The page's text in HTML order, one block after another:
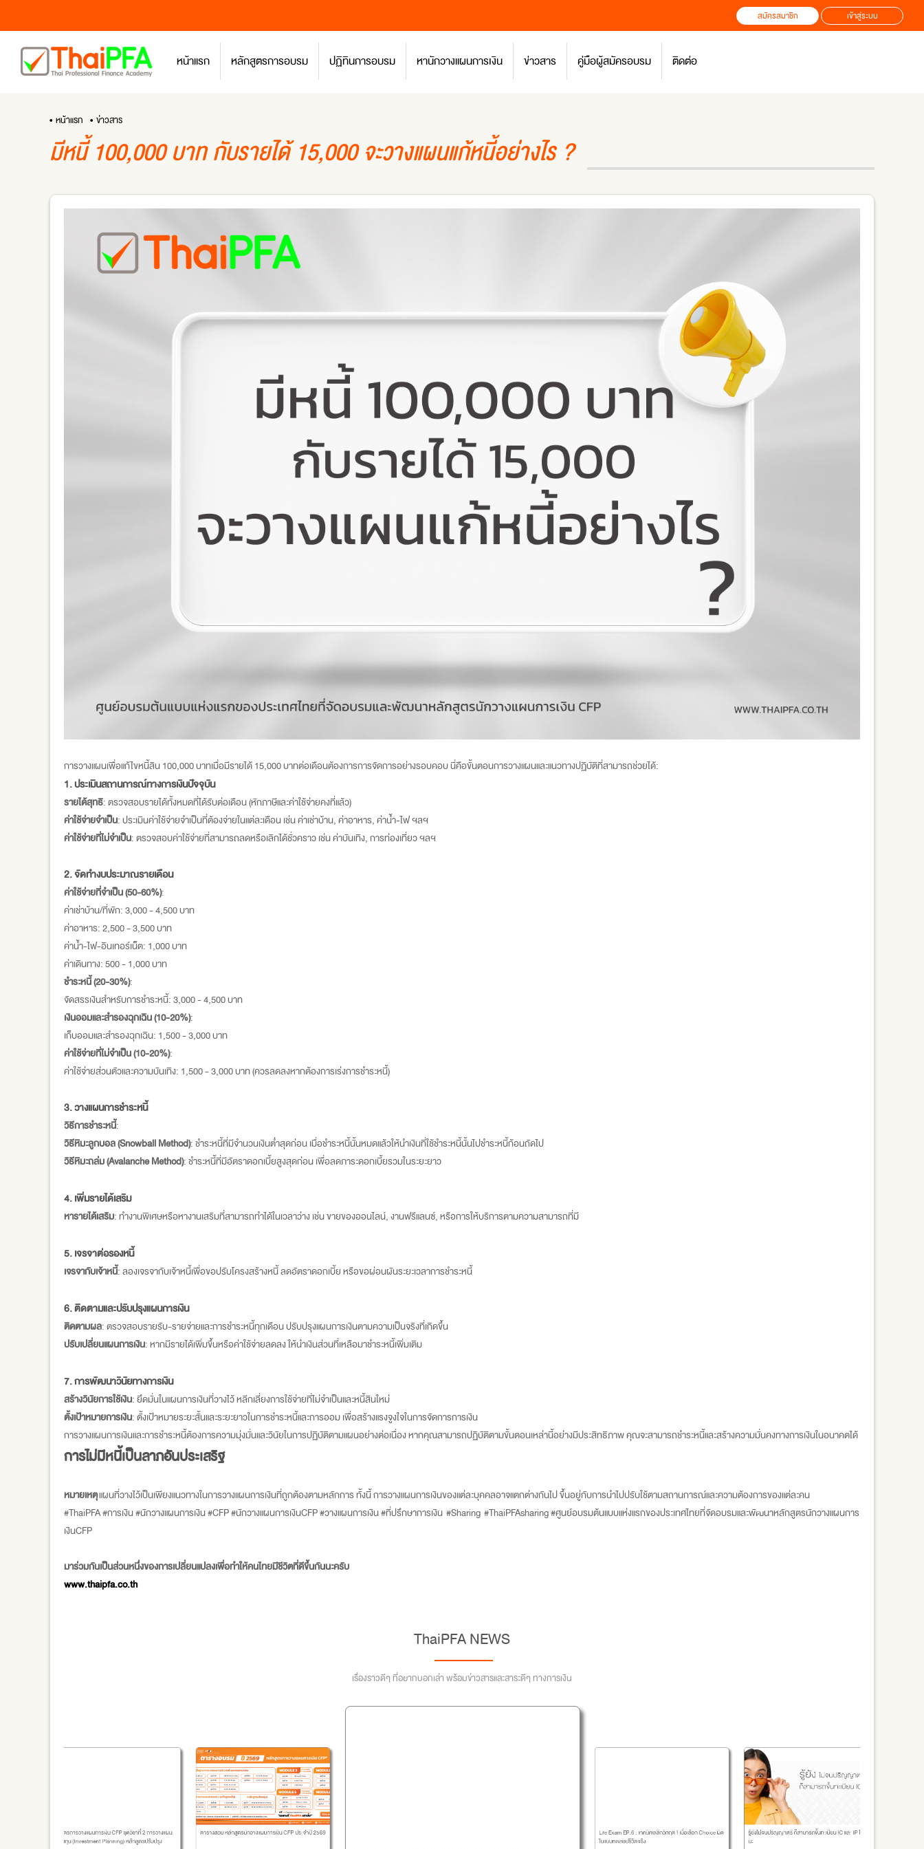
สมัครสมาชิก เข้าสู่ระบบ
หน้าแรก หลักสูตรการอบรม ปฏิทินการอบรม หานักวางแผนการเงิน ข่าวสาร คู่มือผู้สมัครอบรม ติดต่อ
• หน้าแรก • ข่าวสาร
มีหนี้ 100,000 บาท กับรายได้ 15,000 จะวางแผนแก้หนี้อย่างไร ?
การวางแผนเพื่อแก้ไขหนี้สิน 100,000 บาทเมื่อมีรายได้ 15,000 บาทต่อเดือนต้องการการจัดการอย่างรอบคอบ นี่คือขั้นตอนการวางแผนและแนวทางปฏิบัติที่สามารถช่วยได้:
1. ประเมินสถานการณ์ทางการเงินปัจจุบัน
รายได้สุทธิ: ตรวจสอบรายได้ทั้งหมดที่ได้รับต่อเดือน (หักภาษีและค่าใช้จ่ายคงที่แล้ว)
ค่าใช้จ่ายจำเป็น: ประเมินค่าใช้จ่ายจำเป็นที่ต้องจ่ายในแต่ละเดือน เช่น ค่าเช่าบ้าน, ค่าอาหาร, ค่าน้ำ-ไฟ ฯลฯ
ค่าใช้จ่ายที่ไม่จำเป็น: ตรวจสอบค่าใช้จ่ายที่สามารถลดหรือเลิกได้ชั่วคราว เช่น ค่าบันเทิง, การท่องเที่ยว ฯลฯ
2. จัดทำงบประมาณรายเดือน
ค่าใช้จ่ายที่จำเป็น (50-60%):
ค่าเช่าบ้าน/ที่พัก: 3,000 - 4,500 บาท
ค่าอาหาร: 2,500 - 3,500 บาท
ค่าน้ำ-ไฟ-อินเทอร์เน็ต: 1,000 บาท
ค่าเดินทาง: 500 - 1,000 บาท
ชำระหนี้ (20-30%):
จัดสรรเงินสำหรับการชำระหนี้: 3,000 - 4,500 บาท
เงินออมและสำรองฉุกเฉิน (10-20%):
เก็บออมและสำรองฉุกเฉิน: 1,500 - 3,000 บาท
ค่าใช้จ่ายที่ไม่จำเป็น (10-20%):
ค่าใช้จ่ายส่วนตัวและความบันเทิง: 1,500 - 3,000 บาท (ควรลดลงหากต้องการเร่งการชำระหนี้)
3. วางแผนการชำระหนี้
วิธีการชำระหนี้:
วิธีหิมะลูกบอล (Snowball Method): ชำระหนี้ที่มีจำนวนเงินต่ำสุดก่อน เมื่อชำระหนี้นั้นหมดแล้วให้นำเงินที่ใช้ชำระหนี้นั้นไปชำระหนี้ก้อนถัดไป
วิธีหิมะถล่ม (Avalanche Method): ชำระหนี้ที่มีอัตราดอกเบี้ยสูงสุดก่อน เพื่อลดภาระดอกเบี้ยรวมในระยะยาว
4. เพิ่มรายได้เสริม
หารายได้เสริม: ทำงานพิเศษหรือหางานเสริมที่สามารถทำได้ในเวลาว่าง เช่น ขายของออนไลน์, งานฟรีแลนซ์, หรือการให้บริการตามความสามารถที่มี
5. เจรจาต่อรองหนี้
เจรจากับเจ้าหนี้: ลองเจรจากับเจ้าหนี้เพื่อขอปรับโครงสร้างหนี้ ลดอัตราดอกเบี้ย หรือขอผ่อนผันระยะเวลาการชำระหนี้
6. ติดตามและปรับปรุงแผนการเงิน
ติดตามผล: ตรวจสอบรายรับ-รายจ่ายและการชำระหนี้ทุกเดือน ปรับปรุงแผนการเงินตามความเป็นจริงที่เกิดขึ้น
ปรับเปลี่ยนแผนการเงิน: หากมีรายได้เพิ่มขึ้นหรือค่าใช้จ่ายลดลง ให้นำเงินส่วนที่เหลือมาชำระหนี้เพิ่มเติม
7. การพัฒนาวินัยทางการเงิน
สร้างวินัยการใช้เงิน: ยึดมั่นในแผนการเงินที่วางไว้ หลีกเลี่ยงการใช้จ่ายที่ไม่จำเป็นและหนี้สินใหม่
ตั้งเป้าหมายการเงิน: ตั้งเป้าหมายระยะสั้นและระยะยาวในการชำระหนี้และการออม เพื่อสร้างแรงจูงใจในการจัดการการเงิน
การวางแผนการเงินและการชำระหนี้ต้องการความมุ่งมั่นและวินัยในการปฏิบัติตามแผนอย่างต่อเนื่อง หากคุณสามารถปฏิบัติตามขั้นตอนเหล่านี้อย่างมีประสิทธิภาพ คุณจะสามารถชำระหนี้และสร้างความมั่นคงทางการเงินในอนาคตได้
การไม่มีหนี้เป็นลาภอันประเสริฐ
หมายเหตุแผนที่วางไว้เป็นเพียงแนวทางในการวางแผนการเงินที่ถูกต้องตามหลักการ ทั้งนี้ การวางแผนการเงินของแต่ละบุคคลอาจแตกต่างกันไป ขึ้นอยู่กับการนำไปปรับใช้ตามสถานการณ์และความต้องการของแต่ละคน
#ThaiPFA #การเงิน #นักวางแผนการเงิน #CFP #นักวางแผนการเงินCFP #วางแผนการเงิน #ที่ปรึกษาการเงิน #Sharing #ThaiPFAsharing #ศูนย์อบรมต้นแบบแห่งแรกของประเทศไทยที่จัดอบรมและพัฒนาหลักสูตรนักวางแผนการ
เงินCFP
มาร่วมกันเป็นส่วนหนึ่งของการเปลี่ยนแปลงเพื่อทำให้คนไทยมีชีวิตที่ดีขึ้นกันนะครับ
www.thaipfa.co.th
ThaiPFA NEWS
เรื่องราวดีๆ ที่อยากบอกเล่า พร้อมข่าวสารและสาระดีๆ ทางการเงิน
หลักสูตรการวางแผนการเงิน CFP ชุดวิชาที่ 2 การวางแผน
การลงทุน (Investment Planning) หลักสูตรปรับปรุง
ตารางสอบ หลักสูตรนักวางแผนการเงิน CFP ประจำปี 2569 Life Exam EP.6 : เทคนิคพลิกวิกฤต ! เมื่อเลือก Choice ผิด
ในแบบทดสอบชีวิตจริง
รู้ยังไม่จบปริญญาตรี ก็สามารถขึ้นทะเบียน IC และ IP ได้แล้ว
นะ